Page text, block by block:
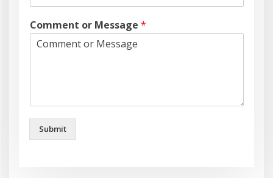
Comment or Message *
Submit